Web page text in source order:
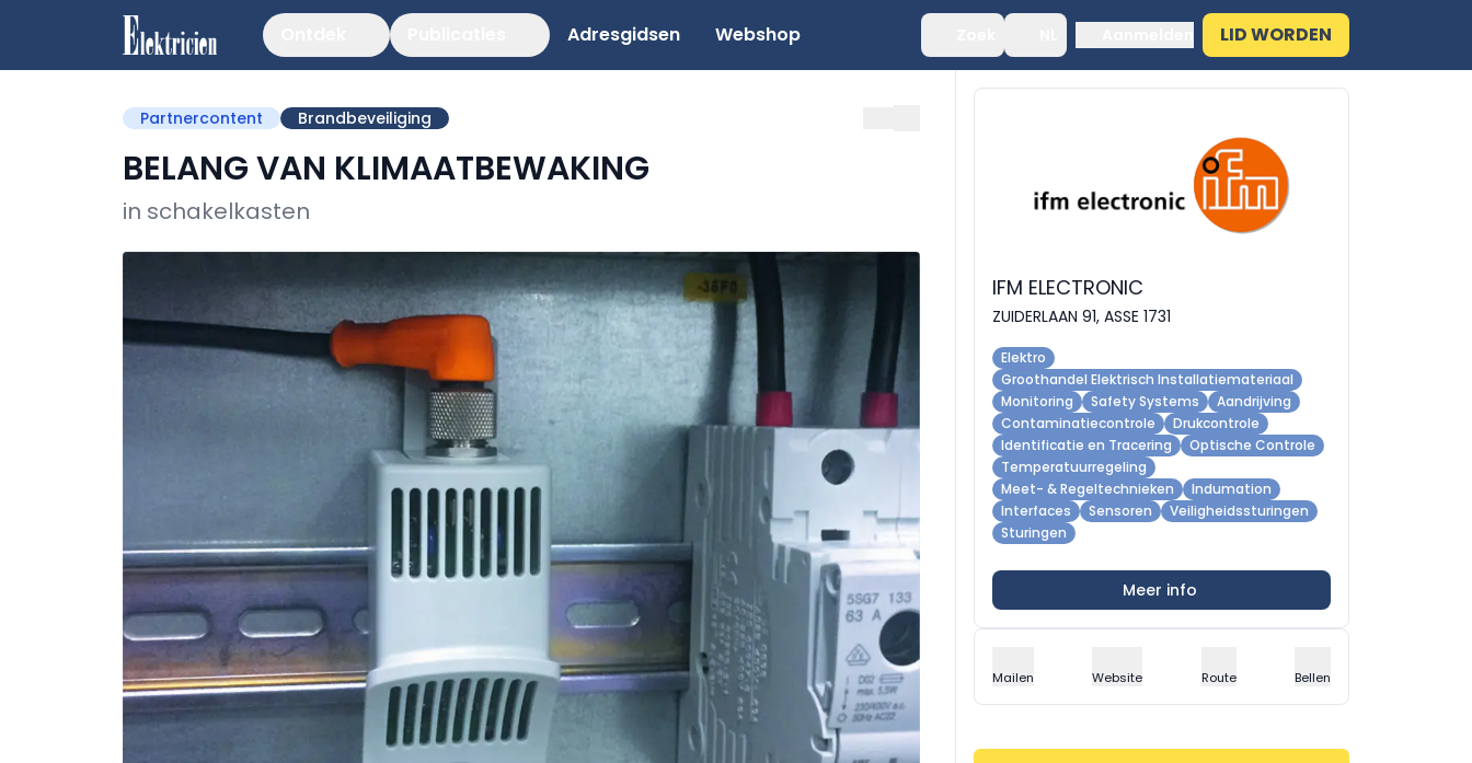
Adresgidsen Webshop LID WORDEN
Partnercontent Brandbeveiliging
BELANG VAN KLIMAATBEWAKING
in schakelkasten
IFM ELECTRONIC
ZUIDERLAAN 91, ASSE 1731
Elektro
Groothandel Elektrisch Installatiemateriaal
Monitoring
Safety Systems
Aandrijving
Contaminatiecontrole
Drukcontrole
Identificatie en Tracering
Optische Controle
Temperatuurregeling
Meet- & Regeltechnieken
Indumation
Interfaces
Sensoren
Veiligheidssturingen
Sturingen
Meer info
Mailen Website Route Bellen